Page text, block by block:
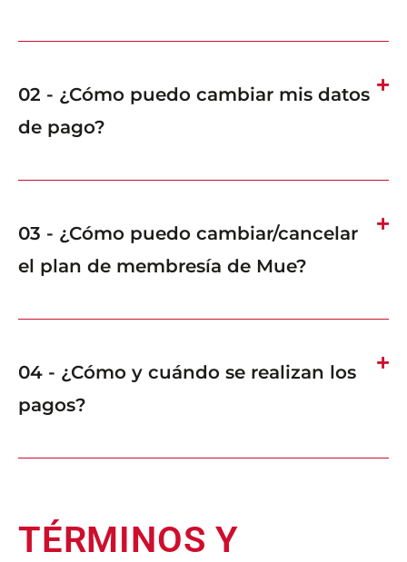
02 - ¿Cómo puedo cambiar mis datos
de pago?
03 - ¿Cómo puedo cambiar/cancelar
el plan de membresía de Mue?
04 - ¿Cómo y cuándo se realizan los
pagos?
TÉRMINOS Y